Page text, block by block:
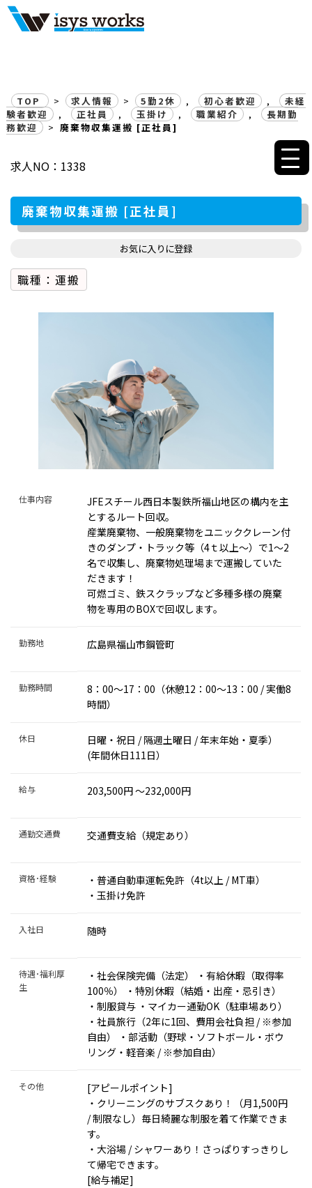
TOP > 求人情報 > 5勤2休 , 初心者歓迎 ,
未経
験者歓迎
, 正社員 , 玉掛け , 職業紹介 ,
長期勤
務歓迎
> 廃棄物収集運搬 [正社員]
求人NO：1338
廃棄物収集運搬 [正社員]
お気に入りに登録
職種：運搬
仕事内容
JFEスチール西日本製鉄所福山地区の構内を主
とするルート回収。
産業廃棄物、一般廃棄物をユニッククレーン付
きのダンプ・トラック等（4ｔ以上～）で1～2
名で収集し、廃棄物処理場まで運搬していた
だきます！
可燃ゴミ、鉄スクラップなど多種多様の廃棄
物を専用のBOXで回収します。
勤務地 広島県福山市鋼管町
勤務時間
8：00～17：00（休憩12：00～13：00 / 実働8
時間）
休日
日曜・祝日 / 隔週土曜日 / 年末年始・夏季）
(年間休日111日）
給与 203,500円 〜232,000円
通勤交通費 交通費支給（規定あり）
資格･経験
・普通自動車運転免許（4t以上 / MT車）
・玉掛け免許
入社日 随時
待遇･福利厚
生
・社会保険完備（法定） ・有給休暇（取得率
100％） ・特別休暇（結婚・出産・忌引き）
・制服貸与 ・マイカー通勤OK（駐車場あり）
・社員旅行（2年に1回、費用会社負担 / ※参加
自由） ・部活動（野球・ソフトボール・ボウ
リング・軽音楽 / ※参加自由）
その他
[アピールポイント]
・クリーニングのサブスクあり！（月1,500円
/ 制限なし）毎日綺麗な制服を着て作業できま
す。
・大浴場 / シャワーあり！さっぱりすっきりし
て帰宅できます。
[給与補足]